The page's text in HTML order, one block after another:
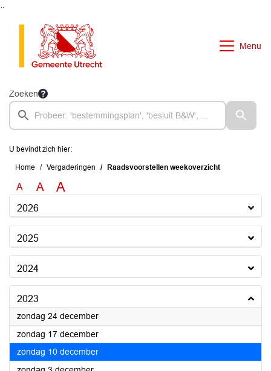
Menu
Zoeken
U bevindt zich hier:
Home Vergaderingen Raadsvoorstellen weekoverzicht
A A A
2026
2025
2024
2023
zondag 24 december2023
zondag 17 december2023
zondag 10 december2023